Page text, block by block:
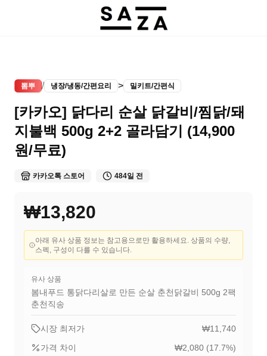
뽐뿌 / 냉장/냉동/간편요리 > 밀키트/간편식
[카카오] 닭다리 순살 닭갈비/찜닭/돼
지불백 500g 2+2 골라담기 (14,900
원/무료)
카카오톡 스토어 484일 전
₩13,820
아래 유사 상품 정보는 참고용으로만 활용하세요. 상품의 수량,
스펙, 구성이 다를 수 있습니다.
유사 상품
봄내푸드 통닭다리살로 만든 순살 춘천닭갈비 500g 2팩
춘천직송
시장 최저가
₩11,740
가격 차이
₩2,080 (17.7%)